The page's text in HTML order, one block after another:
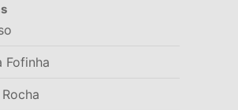
Fofinha